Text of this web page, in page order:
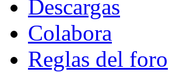
Descargas
Colabora
Reglas del foro